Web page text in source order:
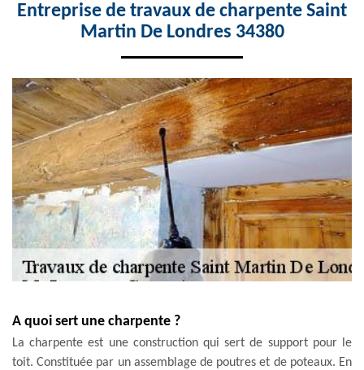
Entreprise de travaux de charpente Saint
Martin De Londres 34380
A quoi sert une charpente ?
La charpente est une construction qui sert de support pour le
toit. Constituée par un assemblage de poutres et de poteaux. En